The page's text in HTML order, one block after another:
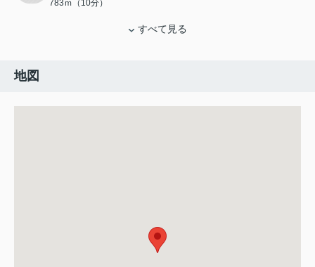
783ｍ（10分）
すべて見る
地図